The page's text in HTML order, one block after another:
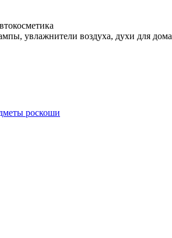
увлажнители воздуха, духи для дома
роскоши